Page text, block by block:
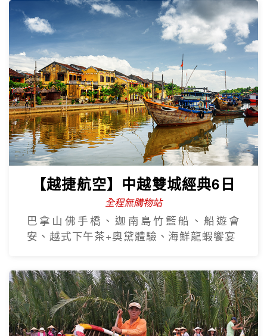
【越捷航空】中越雙城經典6日
全程無購物站
巴拿山佛手橋、迦南島竹籃船、船遊會
安、越式下午茶+奧黛體驗、海鮮龍蝦饗宴